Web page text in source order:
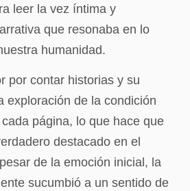
leer la vez íntima y
que resonaba en lo
humanidad.
por contar historias y su
exploración de la condición
página, lo que hace que
destacado en el
de la emoción inicial, la
sucumbió a un sentido de